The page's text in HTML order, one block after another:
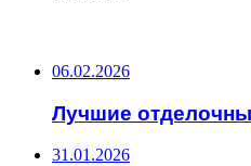
06.02.2026
Лучшие
31.01.2026